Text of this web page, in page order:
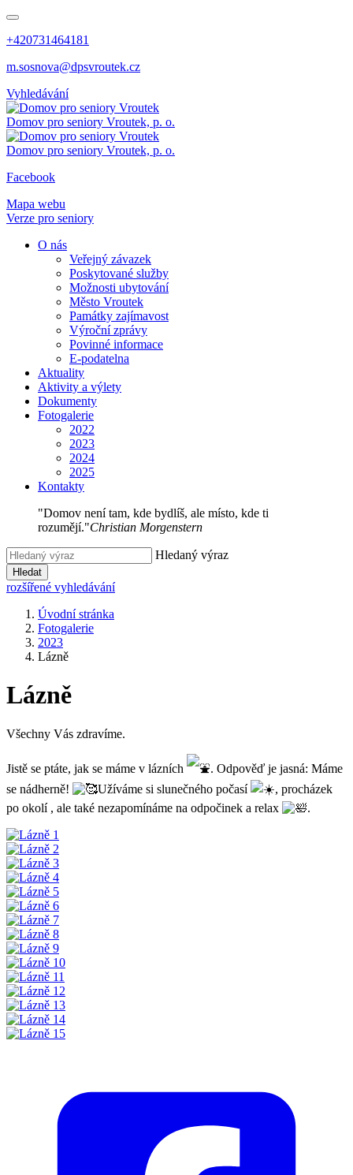
+420731464181
m.sosnova@dpsvroutek.cz
Vyhledávání
Domov pro seniory Vroutek, p. o.
Domov pro seniory Vroutek, p. o.
Facebook
Mapa webu
Verze pro seniory
O nás
Veřejný závazek
Poskytované služby
Možnosti ubytování
Město Vroutek
Památky zajímavost
Výroční zprávy
Povinné informace
E-podatelna
Aktuality
Aktivity a výlety
Dokumenty
Fotogalerie
2022
2023
2024
2025
Kontakty
"Domov není tam, kde bydlíš, ale místo, kde ti
rozumějí."Christian Morgenstern
Hledaný výraz
Hledat
rozšířené vyhledávání
Úvodní stránka
Fotogalerie
2023
Lázně
Lázně
Všechny Vás zdravíme.
Jistě se ptáte, jak se máme v lázních
. Odpověď je jasná: Máme
se nádherně!
Užíváme si slunečného počasí
, procházek
po okolí , ale také nezapomínáme na odpočinek a relax
.